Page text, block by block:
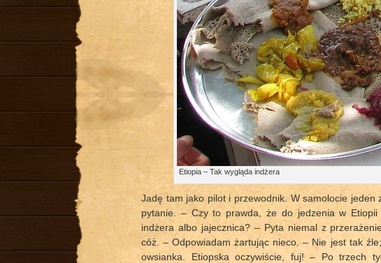
Etiopia – Tak wygląda indżera
Jadę tam jako pilot i przewodnik. W samolocie jeden
pytanie. – Czy to prawda, że do jedzenia w
indżera albo jajecznica? – Pyta niemal z
cóż. – Odpowiadam żartując nieco. – Nie jest tak
owsianka. Etiopska oczywiście, fuj! – Po trzech